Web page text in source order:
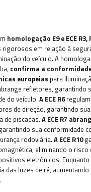
homologação E9 e ECE R3,
rigorosos em relação à
do veículo. A
confirma a
europeias para
refletores, garantindo
do veículo. A ECE R6
de direção, garantindo
de piscadas. A ECE R7
sua conformidade
rodoviária. A ECE R10
eliminando o risco
eletrônicos.
das luzes de ré,